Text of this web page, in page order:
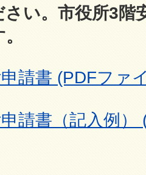
い。市役所3階
請書 (PDFファ
請書（記入例）